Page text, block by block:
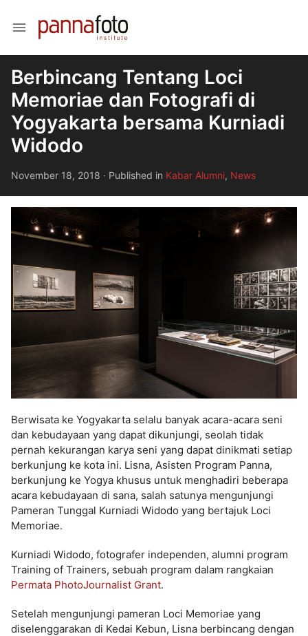
menu
Berbincang Tentang Loci
Memoriae dan Fotografi di
Yogyakarta bersama Kurniadi
Widodo
November 18, 2018 · Published in Kabar Alumni, News
Berwisata ke Yogyakarta selalu banyak acara-acara seni
dan kebudayaan yang dapat dikunjungi, seolah tidak
pernah kekurangan karya seni yang dapat dinikmati setiap
berkunjung ke kota ini. Lisna, Asisten Program Panna,
berkunjung ke Yogya khusus untuk menghadiri beberapa
acara kebudayaan di sana, salah satunya mengunjungi
Pameran Tunggal Kurniadi Widodo yang bertajuk Loci
Memoriae.
Kurniadi Widodo, fotografer independen, alumni program
Training of Trainers, sebuah program dalam rangkaian
Permata PhotoJournalist Grant.
Setelah mengunjungi pameran Loci Memoriae yang
diselenggarakan di Kedai Kebun, Lisna berbincang dengan